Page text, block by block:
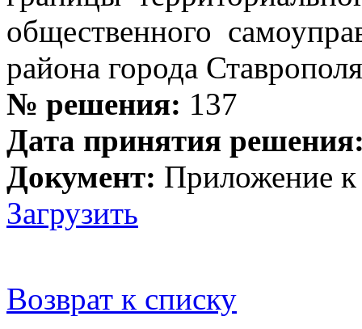
общественного
района города Ставрополя
№ решения: 137
Дата принятия
Документ: Приложение
Загрузить
Возврат к списку